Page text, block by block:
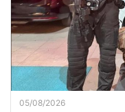
05/08/2026